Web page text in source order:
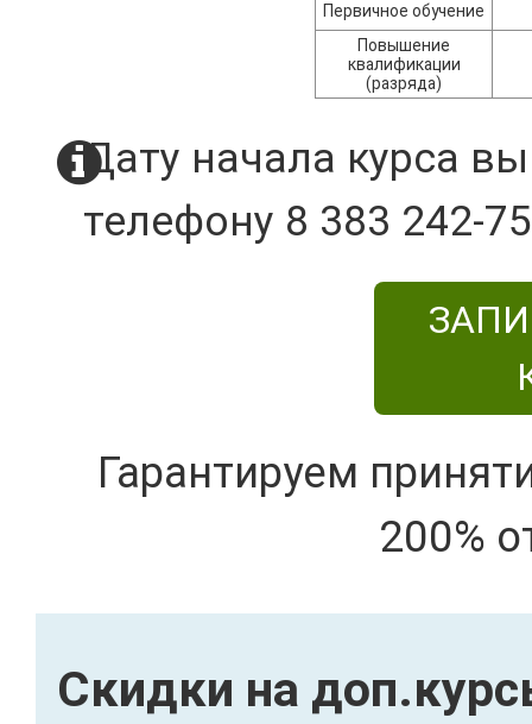
Первичное обучение
Повышение
квалификации
(разряда)
Дату начала курса
телефону 8 383 242-
Гарантируем
200%
Скидки на